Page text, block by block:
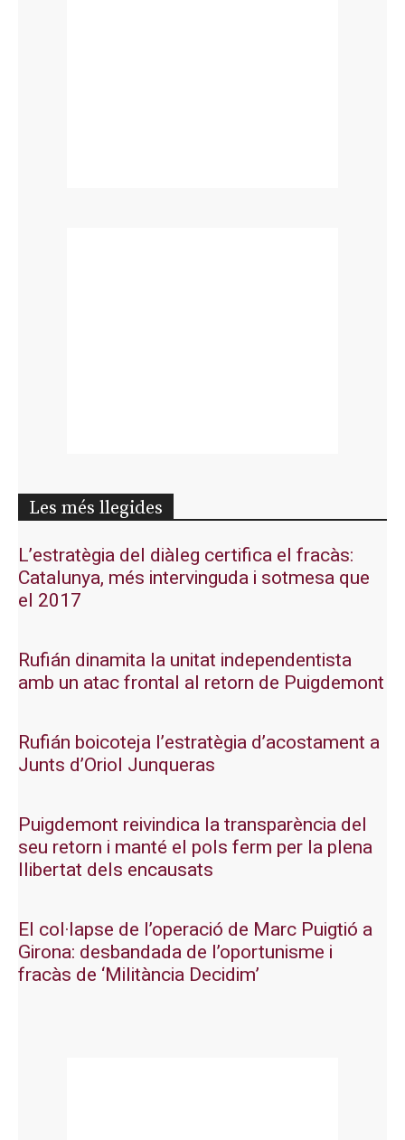
Les més llegides
L’estratègia del diàleg certifica el fracàs:
Catalunya, més intervinguda i sotmesa que
el 2017
Rufián dinamita la unitat independentista
amb un atac frontal al retorn de Puigdemont
Rufián boicoteja l’estratègia d’acostament a
Junts d’Oriol Junqueras
Puigdemont reivindica la transparència del
seu retorn i manté el pols ferm per la plena
llibertat dels encausats
El col·lapse de l’operació de Marc Puigtió a
Girona: desbandada de l’oportunisme i
fracàs de ‘Militància Decidim’